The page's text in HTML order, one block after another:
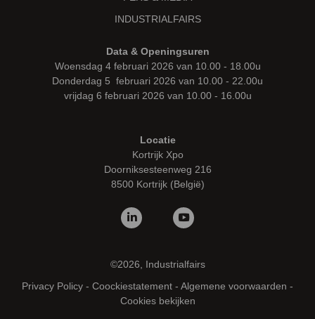
INDUSTRIALFAIRS
Data & Openingsuren
Woensdag 4 februari 2026 van 10.00 - 18.00u
Donderdag 5 februari 2026 van 10.00 - 22.00u
vrijdag 6 februari 2026 van 10.00 - 16.00u
Locatie
Kortrijk Xpo
Doorniksesteenweg 216
8500 Kortrijk (België)
©2026, Industrialfairs
Privacy Policy - Coockiestatement - Algemene voorwaarden -
Cookies bekijken